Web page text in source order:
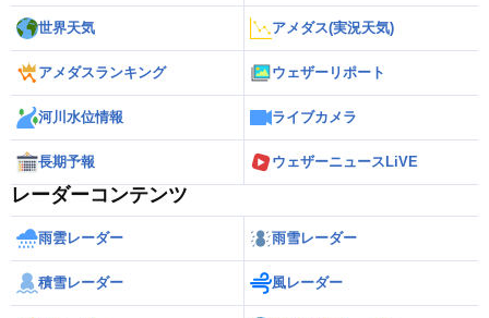
世界天気 アメダス(実況天気)
アメダスランキング ウェザーリポート
河川水位情報 ライブカメラ
長期予報 ウェザーニュースLiVE
レーダーコンテンツ
雨雲レーダー 雨雪レーダー
積雪レーダー 風レーダー